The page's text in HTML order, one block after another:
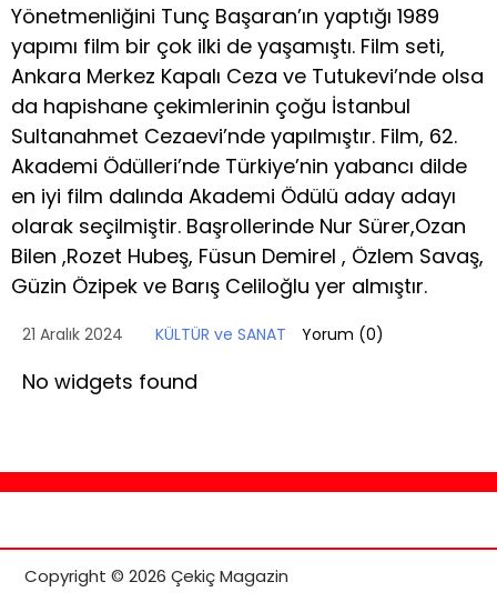
Yönetmenliğini Tunç Başaran’ın yaptığı 1989
yapımı film bir çok ilki de yaşamıştı. Film seti,
Ankara Merkez Kapalı Ceza ve Tutukevi’nde olsa
da hapishane çekimlerinin çoğu İstanbul
Sultanahmet Cezaevi’nde yapılmıştır. Film, 62.
Akademi Ödülleri’nde Türkiye’nin yabancı dilde
en iyi film dalında Akademi Ödülü aday adayı
olarak seçilmiştir. Başrollerinde Nur Sürer,Ozan
Bilen ,Rozet Hubeş, Füsun Demirel , Özlem Savaş,
Güzin Özipek ve Barış Celiloğlu yer almıştır.
21 Aralık 2024 KÜLTÜR ve SANAT Yorum (0)
No widgets found
Copyright © 2026 Çekiç Magazin